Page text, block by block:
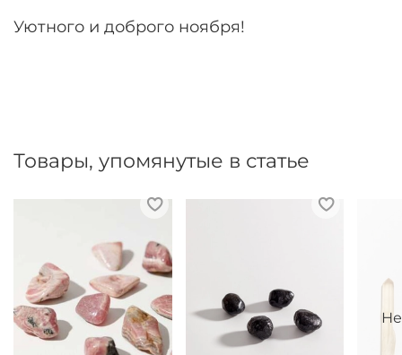
Уютного и доброго ноября!
Товары, упомянутые в статье